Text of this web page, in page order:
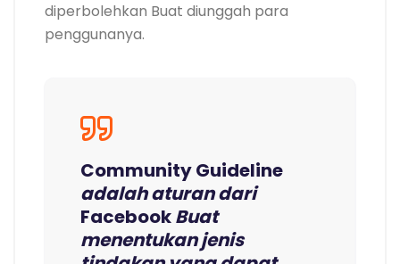
diperbolehkan Buat diunggah para
penggunanya.
Community Guideline
adalah aturan dari
FacebookBuat
menentukan jenis